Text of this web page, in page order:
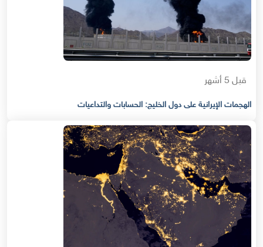
قبل 5 أشهر
الهجمات الإيرانية على دول الخليج: الحسابات والتداعيات